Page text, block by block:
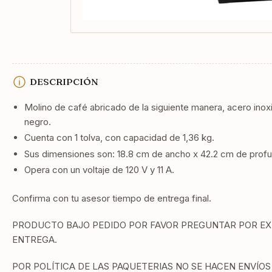
DESCRIPCIÓN
Molino de café abricado de la siguiente manera, acero
negro.
Cuenta con 1 tolva, con capacidad de 1,36 kg.
Sus dimensiones son: 18.8 cm de ancho x 42.2 cm de
Opera con un voltaje de 120 V y 11 A.
Confirma con tu asesor tiempo de entrega final.
PRODUCTO BAJO PEDIDO POR FAVOR PREGUNTAR POR
ENTREGA.
POR POLÍTICA DE LAS PAQUETERIAS NO SE HACEN